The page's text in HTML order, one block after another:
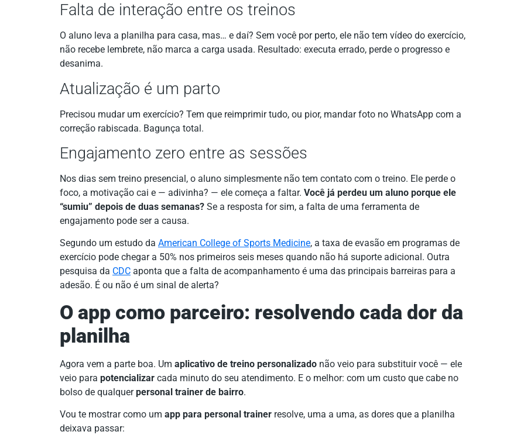
Falta de interação entre os treinos
O aluno leva a planilha para casa, mas… e daí? Sem você por perto, ele não tem vídeo do exercício,
não recebe lembrete, não marca a carga usada. Resultado: executa errado, perde o progresso e
desanima.
Atualização é um parto
Precisou mudar um exercício? Tem que reimprimir tudo, ou pior, mandar foto no WhatsApp com a
correção rabiscada. Bagunça total.
Engajamento zero entre as sessões
Nos dias sem treino presencial, o aluno simplesmente não tem contato com o treino. Ele perde o
foco, a motivação cai e — adivinha? — ele começa a faltar. Você já perdeu um aluno porque ele
“sumiu” depois de duas semanas? Se a resposta for sim, a falta de uma ferramenta de
engajamento pode ser a causa.
Segundo um estudo da American College of Sports Medicine, a taxa de evasão em programas de
exercício pode chegar a 50% nos primeiros seis meses quando não há suporte adicional. Outra
pesquisa da CDC aponta que a falta de acompanhamento é uma das principais barreiras para a
adesão. É ou não é um sinal de alerta?
O app como parceiro: resolvendo cada dor da
planilha
Agora vem a parte boa. Um aplicativo de treino personalizado não veio para substituir você — ele
veio para potencializar cada minuto do seu atendimento. E o melhor: com um custo que cabe no
bolso de qualquerpersonal trainer de bairro.
Vou te mostrar como um app para personal trainer resolve, uma a uma, as dores que a planilha
deixava passar: